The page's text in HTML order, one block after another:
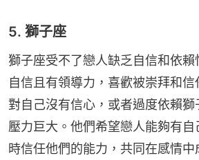
5. 獅子座
獅子座受不了戀人缺乏自信和依
自信且有領導力，喜歡被崇拜和
對自己沒有信心，或者過度依賴獅
壓力巨大。他們希望戀人能夠有自
時信任他們的能力，共同在感情中